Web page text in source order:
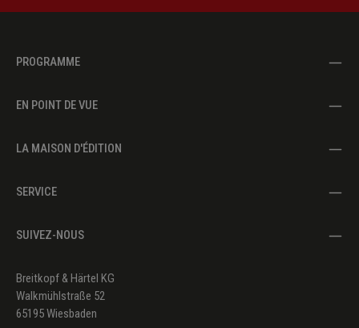
PROGRAMME
EN POINT DE VUE
LA MAISON D'ÉDITION
SERVICE
SUIVEZ-NOUS
Breitkopf & Härtel KG
Walkmühlstraße 52
65195 Wiesbaden